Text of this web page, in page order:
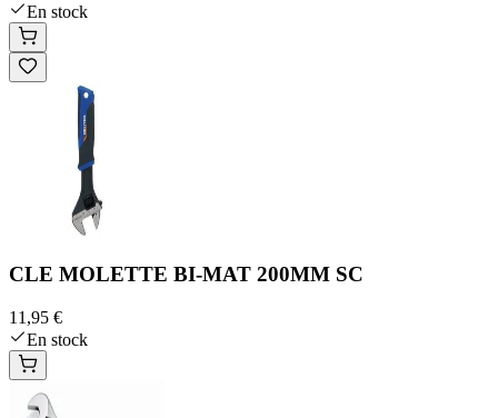
En stock
CLE MOLETTE BI-MAT 200MM SC
11,95 €
En stock